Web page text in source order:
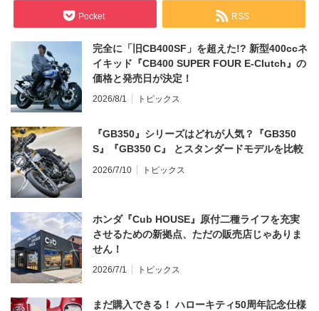
Pocket RSS
完全に「旧CB400SF」を超えた!? 新型400ccネ
イキッド『CB400 SUPER FOUR E-Clutch』の
価格と発売日が決定！
2026/8/1 トピックス
『GB350』シリーズはどれが人気？『GB350
S』『GB350 C』 とスタンダードモデルを比較
2026/7/10 トピックス
ホンダ『Cub HOUSE』原付二種ライフを充実
させるための新拠点、ただの販売店じゃありま
せん！
2026/7/1 トピックス
まだ購入できる！ ハローキティ50周年記念仕様